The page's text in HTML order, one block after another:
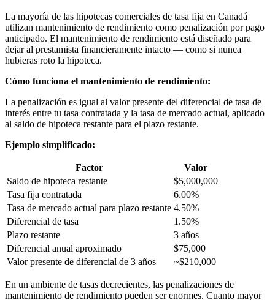
La mayoría de las hipotecas comerciales de tasa fija en Canadá
utilizan mantenimiento de rendimiento como penalización por pago
anticipado. El mantenimiento de rendimiento está diseñado para
dejar al prestamista financieramente intacto — como si nunca
hubieras roto la hipoteca.
Cómo funciona el mantenimiento de rendimiento:
La penalización es igual al valor presente del diferencial de tasa de
interés entre tu tasa contratada y la tasa de mercado actual, aplicado
al saldo de hipoteca restante para el plazo restante.
Ejemplo simplificado:
Factor
Valor
Saldo de hipoteca restante
$5,000,000
Tasa fija contratada
6.00%
Tasa de mercado actual para plazo restante 4.50%
Diferencial de tasa
1.50%
Plazo restante
3 años
Diferencial anual aproximado
$75,000
Valor presente de diferencial de 3 años
~$210,000
En un ambiente de tasas decrecientes, las penalizaciones de
mantenimiento de rendimiento pueden ser enormes. Cuanto mayor